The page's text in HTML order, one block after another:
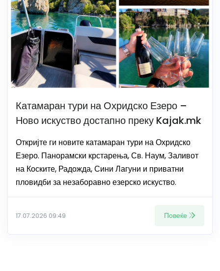
Катамаран тури на Охридско Езеро –
Ново искуство достапно преку Kajak.mk
Откријте ги новите катамаран тури на Охридско
Езеро. Панорамски крстарења, Св. Наум, Заливот
на Коските, Радожда, Сини Лагуни и приватни
пловидби за незаборавно езерско искуство.
17.07.2026 09:49 Повеќе